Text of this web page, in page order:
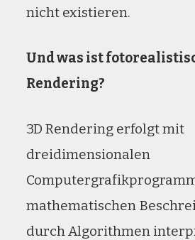
nicht existieren.
Und was ist
Rendering?
3D Rendering erfolgt mit
dreidimensionalen
mathematischen
durch Algorithmen